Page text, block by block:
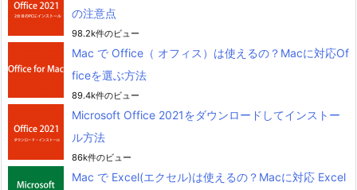
の注意点
98.2k件のビュー
Mac で Office（ オフィス）は使えるの？Macに対応Of
ficeを選ぶ方法
89.4k件のビュー
Microsoft Office 2021をダウンロードしてインストー
ル方法
86k件のビュー
Mac で Excel(エクセル)は使えるの？Macに対応 Excel